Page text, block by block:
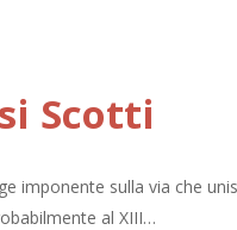
Scotti
imponente sulla via che
al XIII…